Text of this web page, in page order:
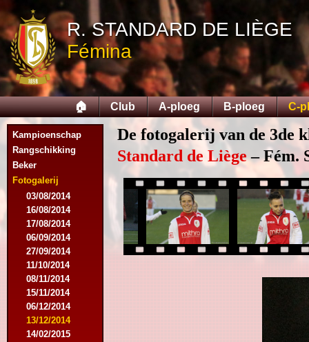
R. STANDARD DE LIÈGE
Fémina
🏠 Club A-ploeg B-ploeg C-
Kampioenschap
Rangschikking
Beker
Fotogalerij
03/08/2014
16/08/2014
17/08/2014
06/09/2014
27/09/2014
11/10/2014
08/11/2014
15/11/2014
06/12/2014
13/12/2014
14/02/2015
De fotogalerij van de 3de
Standard de Liège– Fém.